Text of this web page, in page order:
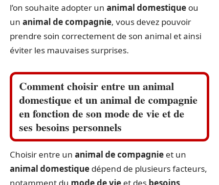
l’on souhaite adopter un animal domestique ou
un animal de compagnie, vous devez pouvoir
prendre soin correctement de son animal et ainsi
éviter les mauvaises surprises.
Comment choisir entre un animal
domestique et un animal de compagnie
en fonction de son mode de vie et de
ses besoins personnels
Choisir entre un animal de compagnie et un
animal domestique dépend de plusieurs facteurs,